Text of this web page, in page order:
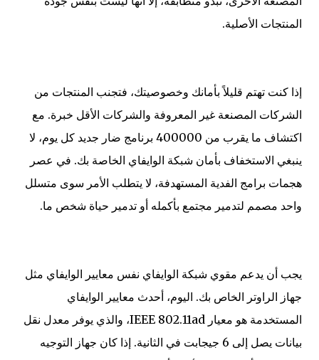
المنتجات الأصلية.
إذا كنت تهتم قليلاً بأمانك وخصوصيتك، فتجنب المنتجات من
الشركات المصنعة غير المعروفة والشركات الأقل خبرة. مع
اكتشاف ما يقرب من 400000 برنامج ضار جديد كل يوم، لا
ينبغي الاستخفاف بأمان شبكة الوايفاي الخاصة بك. في عصر
هجمات برامج الفدية المستهدفة، لا يتطلب الأمر سوى متسلل
واحد مصمم لتدمير مجتمع بأكمله أو تدمير حياة شخص ما.
يجب أن يدعم مقوي شبكة الوايفاي نفس معايير الوايفاي مثل
جهاز الراوتر الخاص بك. اليوم، أحدث معايير الوايفاي
المستخدمة هو معيار IEEE 802.11ad، والذي يوفر معدل نقل
بيانات يصل إلى 6 جيجابت في الثانية. إذا كان جهاز التوجيه